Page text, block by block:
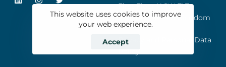
First Floor W1W 7LT -
London / United Kingdom
Privacy and Personal Data
This website uses cookies to improve
your web experience.
Accept